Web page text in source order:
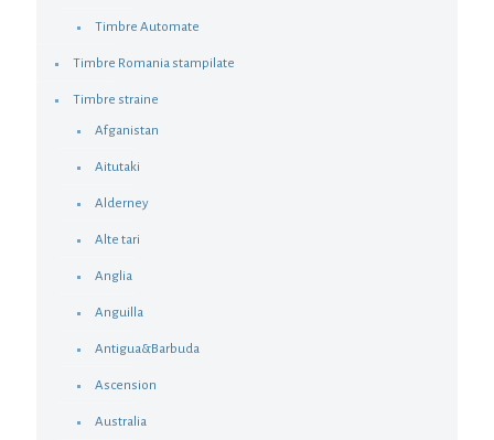
Timbre Automate
Timbre Romania stampilate
Timbre straine
Afganistan
Aitutaki
Alderney
Alte tari
Anglia
Anguilla
Antigua&Barbuda
Ascension
Australia